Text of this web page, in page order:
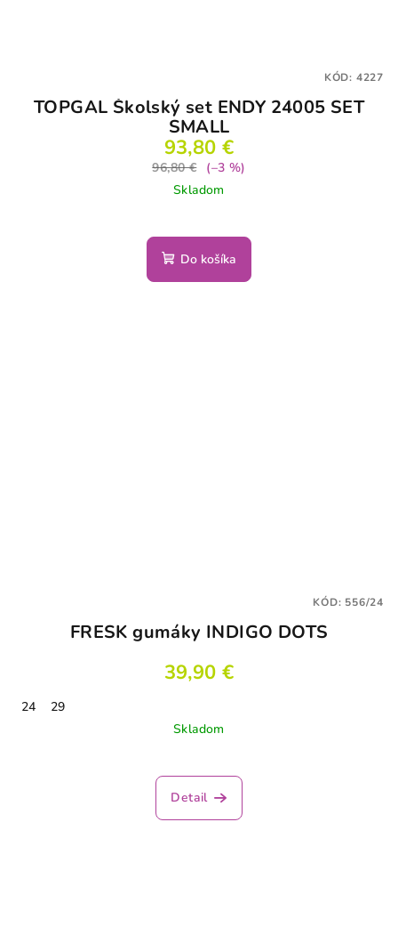
TOPGAL Školský set ENDY 24005 SET
SMALL
93,80 €
96,80 €
(–3 %)
Skladom
Do košíka
KÓD: 4227
FRESK gumáky INDIGO DOTS
39,90 €
24
29
Skladom
Detail
KÓD: 556/24